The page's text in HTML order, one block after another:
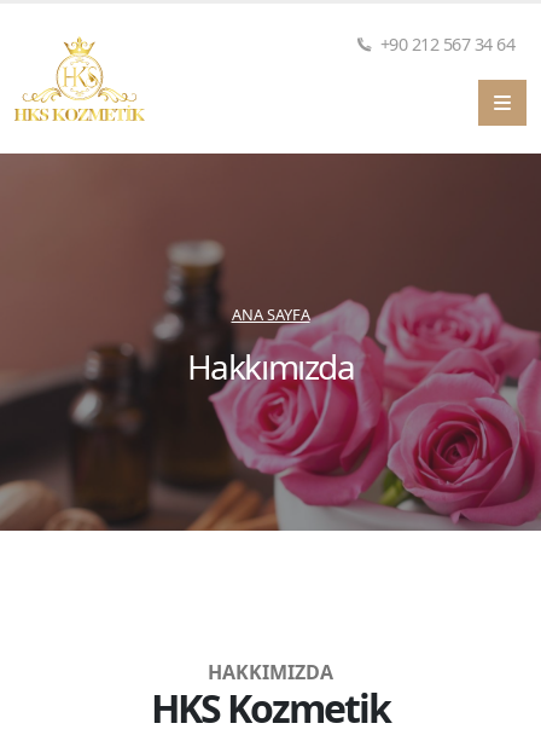
+90 212 567 34 64
Hakkımızda
ANA SAYFA
HAKKIMIZDA
HKS Kozmetik